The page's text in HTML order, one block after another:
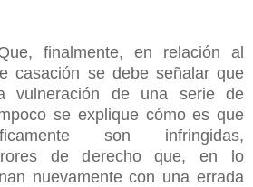
finalmente, en relación al
casación se debe señalar que
de una serie de
se explique cómo es que
son infringidas,
de derecho que, en lo
nuevamente con una errada